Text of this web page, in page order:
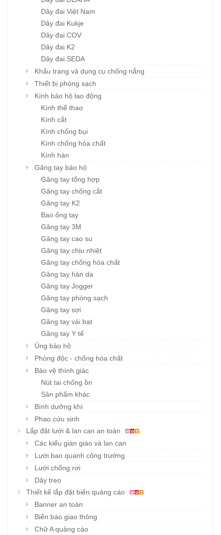
Dây đai Việt Nam
Dây đai Kukje
Dây đai COV
Dây đai K2
Dây đai SEDA
Khẩu trang và dụng cụ chống nắng
Thiết bị phòng sạch
Kính bảo hộ lao động
Kính thể thao
Kính cắt
Kính chống bụi
Kính chống hóa chất
Kính hàn
Găng tay bảo hộ
Găng tay tổng hợp
Găng tay chống cắt
Găng tay K2
Bao ống tay
Găng tay 3M
Găng tay cao su
Găng tay chịu nhiệt
Găng tay chống hóa chất
Găng tay hàn da
Găng tay Jogger
Găng tay phòng sạch
Găng tay sợi
Găng tay vải bạt
Găng tay Y tế
Ủng bảo hộ
Phòng độc - chống hóa chất
Bảo vệ thính giác
Nút tai chống ồn
Sản phẩm khác
Bình dưỡng khí
Phao cứu sinh
Lắp đặt lưới & lan can an toàn
Các kiểu giàn giáo và lan can
Lưới bao quanh công trường
Lưới chống rơi
Dây treo
Thiết kế lắp đặt biển quảng cáo
Banner an toàn
Biển báo giao thông
Chữ A quảng cáo